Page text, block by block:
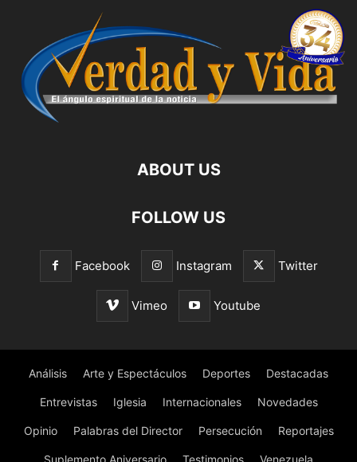
ABOUT US
FOLLOW US
Facebook Instagram Twitter
Vimeo Youtube
Análisis Arte y Espectáculos Deportes Destacadas
Entrevistas Iglesia Internacionales Novedades
Opinio Palabras del Director Persecución Reportajes
Suplemento Aniversario Testimonios Venezuela